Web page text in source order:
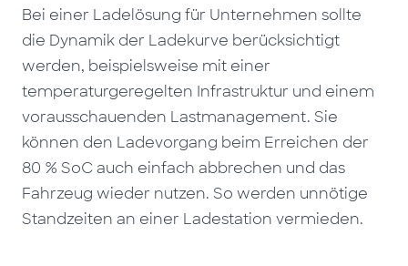
Bei einer Ladelösung für Unternehmen sollte
die Dynamik der Ladekurve berücksichtigt
werden, beispielsweise mit einer
temperaturgeregelten Infrastruktur und einem
vorausschauenden Lastmanagement. Sie
können den Ladevorgang beim Erreichen der
80 % SoC auch einfach abbrechen und das
Fahrzeug wieder nutzen. So werden unnötige
Standzeiten an einer Ladestation vermieden.